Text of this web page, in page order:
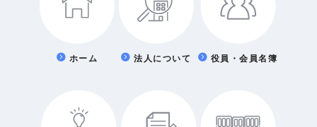
ホーム 法人について 役員・会員名簿